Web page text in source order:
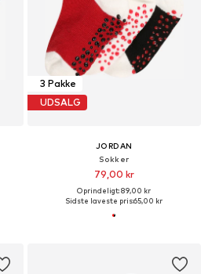
3 Pakke
UDSALG
JORDAN
Sokker
79,00 kr
Oprindeligt: 89,00 kr
Sidste laveste pris:65,00 kr